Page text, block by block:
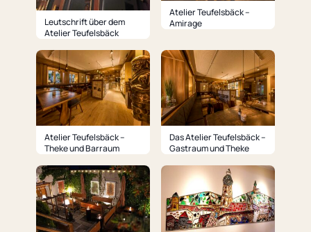
Leutschrift über dem
Atelier Teufelsbäck
Atelier Teufelsbäck –
Amirage
Atelier Teufelsbäck –
Theke und Barraum
Das Atelier Teufelsbäck –
Gastraum und Theke